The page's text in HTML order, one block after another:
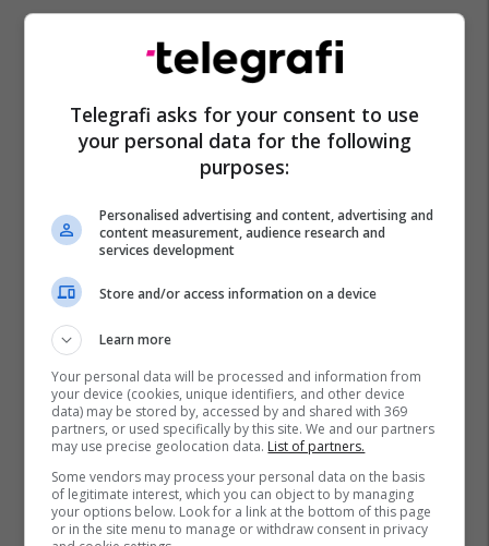
Telegrafi asks for your consent to use
your personal data for the following
purposes:
Personalised advertising and content, advertising and
content measurement, audience research and
services development
Store and/or access information on a device
Learn more
Your personal data will be processed and information from
your device (cookies, unique identifiers, and other device
data) may be stored by, accessed by and shared with 369
partners, or used specifically by this site. We and our partners
may use precise geolocation data. List of partners.
Some vendors may process your personal data on the basis
of legitimate interest, which you can object to by managing
your options below. Look for a link at the bottom of this page
or in the site menu to manage or withdraw consent in privacy